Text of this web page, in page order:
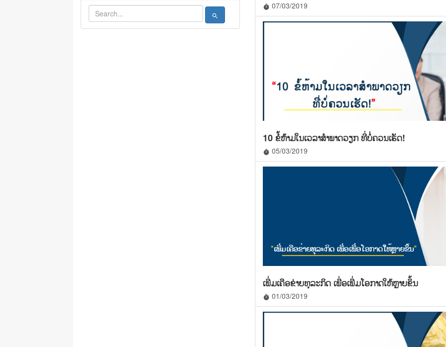
search
timer 07/03/2019
10 ຂໍ້ຫ້າມໃນເວລາສໍາພາດວຽກ ທີ່ບໍ່ຄວນເຮັດ!
timer 05/03/2019
ເພີ່ມເຄືອຂ່າຍທຸລະກິດ ເພື່ອເພີ່ມໂອກາດໃຫ້ຫຼາຍຂຶ້ນ
timer 01/03/2019